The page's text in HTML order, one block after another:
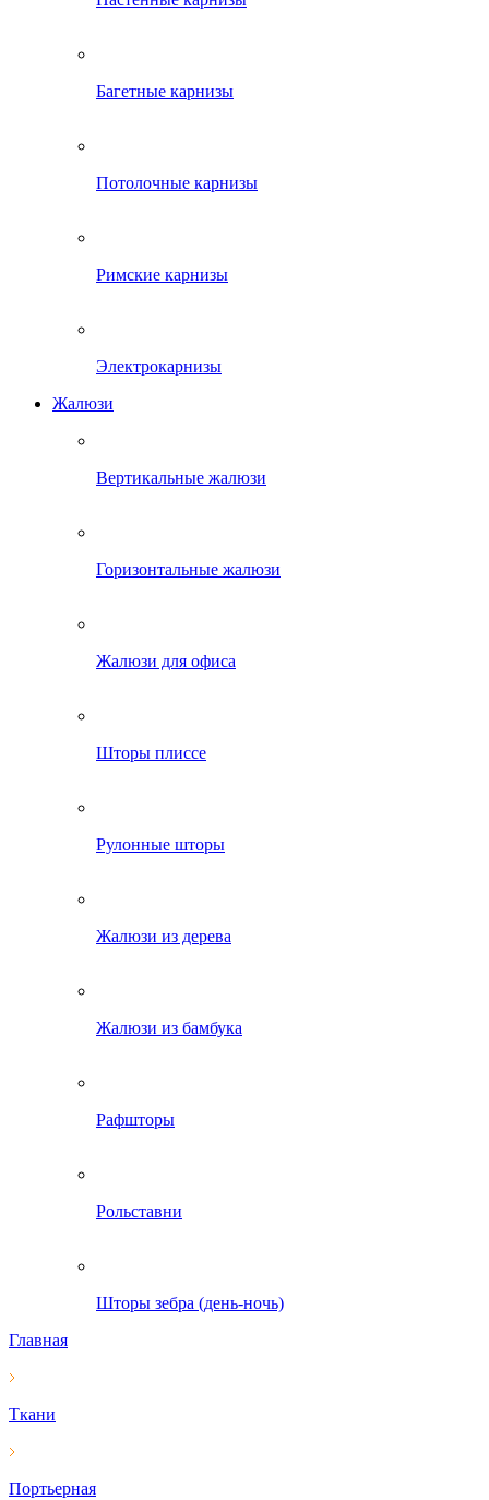
Багетные карнизы
Потолочные карнизы
Римские карнизы
Электрокарнизы
Жалюзи
Вертикальные жалюзи
Горизонтальные жалюзи
Жалюзи для офиса
Шторы плиссе
Рулонные шторы
Жалюзи из дерева
Жалюзи из бамбука
Рафшторы
Рольставни
Шторы зебра (день-ночь)
Главная
Ткани
Портьерная